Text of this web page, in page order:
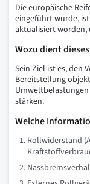
Die europäische
eingeführt wurde,
aktualisiert worden,
Wozu dient
Sein Ziel ist es, den
Bereitstellung
stärken.
Welche
Rollwiderstand